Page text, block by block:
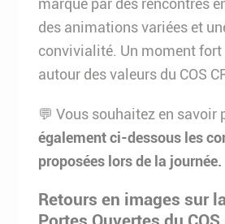
marqué par des rencontres
des animations variées et
convivialité. Un moment fort
autour des valeurs du COS
💬 Vous souhaitez en savoir
également ci-dessous les
proposées lors de la journée.
Retours en images sur